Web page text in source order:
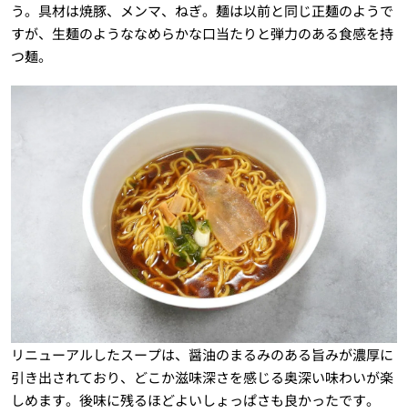
う。具材は焼豚、メンマ、ねぎ。麺は以前と同じ正麺のようで
すが、生麺のようななめらかな口当たりと弾力のある食感を持
つ麺。
リニューアルしたスープは、醤油のまるみのある旨みが濃厚に
引き出されており、どこか滋味深さを感じる奥深い味わいが楽
しめます。後味に残るほどよいしょっぱさも良かったです。